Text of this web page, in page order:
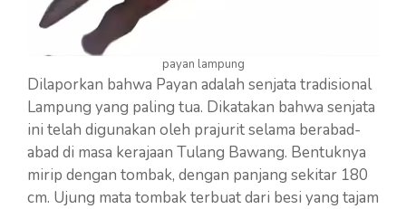
payan lampung
Dilaporkan bahwa Payan adalah senjata tradisional
Lampung yang paling tua. Dikatakan bahwa senjata
ini telah digunakan oleh prajurit selama berabad-
abad di masa kerajaan Tulang Bawang. Bentuknya
mirip dengan tombak, dengan panjang sekitar 180
cm. Ujung mata tombak terbuat dari besi yang tajam